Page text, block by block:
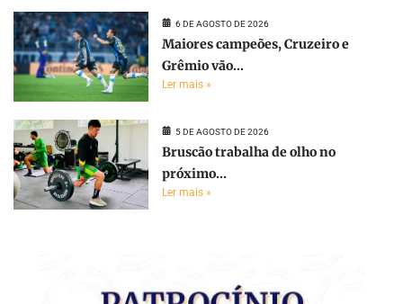
6 DE AGOSTO DE 2026
Maiores campeões, Cruzeiro e
Grêmio vão...
Ler mais »
5 DE AGOSTO DE 2026
Bruscão trabalha de olho no
próximo...
Ler mais »